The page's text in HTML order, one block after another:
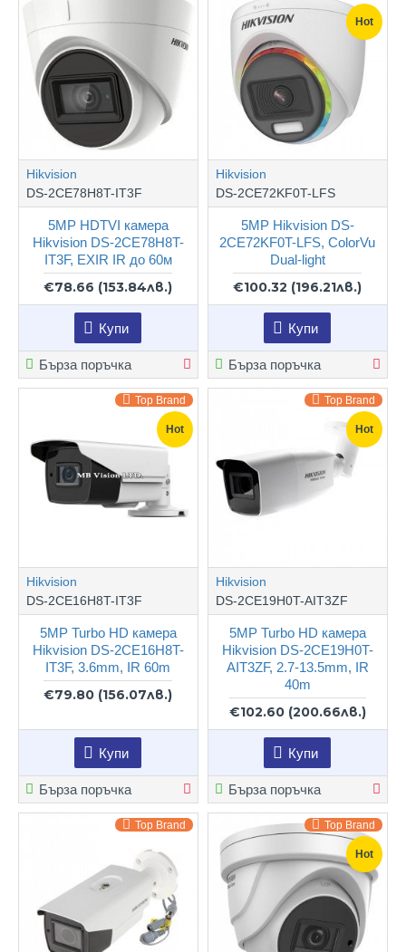
Hikvision
DS-2CE78H8T-IT3F
5MP HDTVI камера
Hikvision DS-2CE78H8T-
IT3F, EXIR IR до 60м
€78.66 (153.84лв.)
Купи
Бърза поръчка
Hot
Hikvision
DS-2CE72KF0T-LFS
5MP Hikvision DS-
2CE72KF0T-LFS, ColorVu
Dual-light
€100.32 (196.21лв.)
Купи
Бърза поръчка
Hot
Top Brand
Hikvision
DS-2CE16H8T-IT3F
5MP Turbo HD камера
Hikvision DS-2CE16H8T-
IT3F, 3.6mm, IR 60m
€79.80 (156.07лв.)
Купи
Бърза поръчка
Hot
Top Brand
Hikvision
DS-2CE19H0T-AIT3ZF
5MP Turbo HD камера
Hikvision DS-2CE19H0T-
AIT3ZF, 2.7-13.5mm, IR
40m
€102.60 (200.66лв.)
Купи
Бърза поръчка
Top Brand
Hot
Top Brand